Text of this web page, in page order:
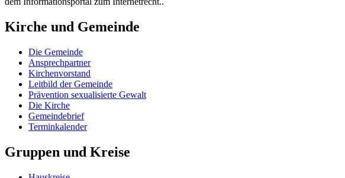
Kirche und Gemeinde
Die Gemeinde
Ansprechpartner
Kirchenvorstand
Leitbild der Gemeinde
Prävention sexualisierte Gewalt
Die Kirche
Gemeindebrief
Terminkalender
Gruppen und Kreise